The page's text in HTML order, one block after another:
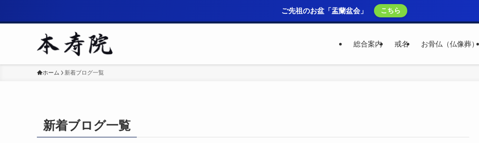
ご先祖のお盆「盂蘭盆会」 こちら
総合案内 戒名 お骨仏（仏像葬）
ホーム 新着ブログ一覧
新着ブログ一覧